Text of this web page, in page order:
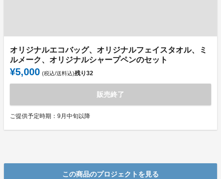
オリジナルエコバッグ、オリジナルフェイスタオル、ミ
ルメーク、オリジナルシャープペンのセット
¥5,000 (税込/送料込)残り32
販売終了
ご提供予定時期：9月中旬以降
この商品のプロジェクトを見る